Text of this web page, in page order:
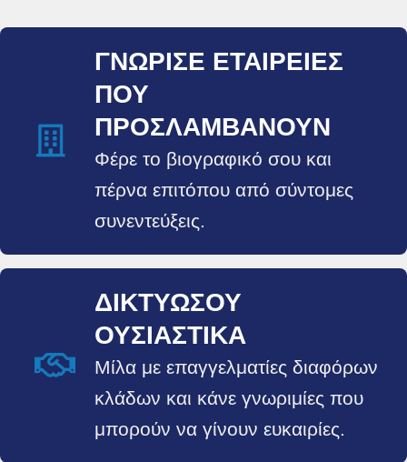
ΓΝΏΡΙΣΕ ΕΤΑΙΡΕΊΕΣ
ΠΟΥ
ΠΡΟΣΛΑΜΒΆΝΟΥΝ
Φέρε το βιογραφικό σου και
πέρνα επιτόπου από σύντομες
συνεντεύξεις.
ΔΙΚΤΥΏΣΟΥ
ΟΥΣΙΑΣΤΙΚΆ
Μίλα με επαγγελματίες διαφόρων
κλάδων και κάνε γνωριμίες που
μπορούν να γίνουν ευκαιρίες.